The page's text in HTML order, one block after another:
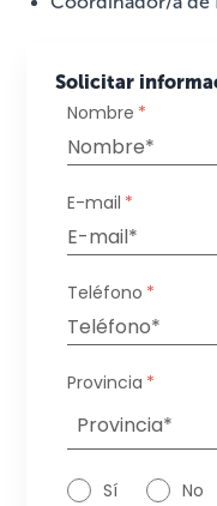
Solicitar
Nombre *
E-mail *
Teléfono *
Provincia *
Provincia*
Sí No